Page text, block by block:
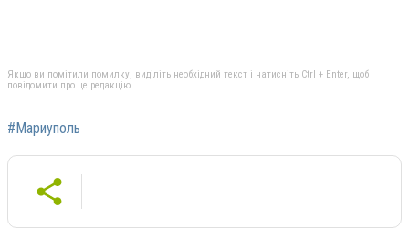
Якщо ви помітили помилку, виділіть необхідний текст і натисніть Ctrl + Enter, щоб
повідомити про це редакцію
#Мариуполь